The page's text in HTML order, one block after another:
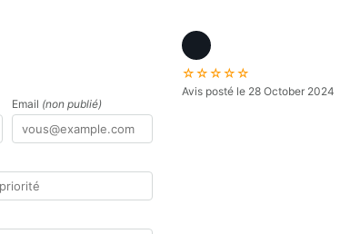
Email (non publié)
☆☆☆☆☆
Avis posté le 28 October 2024